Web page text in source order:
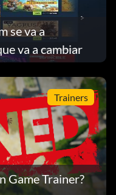
se va a
va a cambiar
Trainers
Game Trainer?